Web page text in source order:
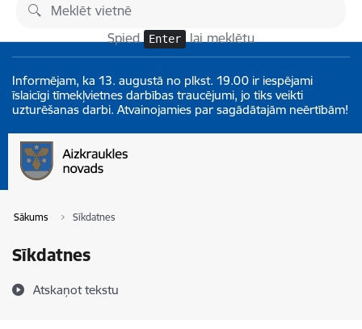
Pāriet uz lapas saturu
Spied Enter lai meklētu
Informējam, ka 13. augustā no plkst. 19.00 ir iespējami
īslaicīgi tīmekļvietnes darbības traucējumi, jo tiks veikti
uzturēšanas darbi. Atvainojamies par sagādātajām neērtībām!
Sākums Sīkdatnes
Sīkdatnes
Atskaņot tekstu